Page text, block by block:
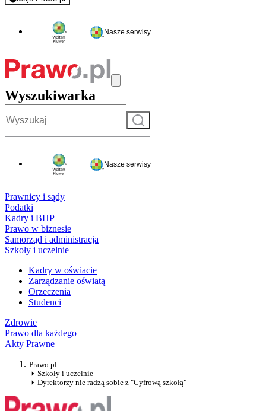
- rejestracja i logowanie do serwisu
Nasze serwisy
Wyszukiwarka
Szukaj
Nasze serwisy
Prawnicy i sądy
Podatki
Kadry i BHP
Prawo w biznesie
Samorząd i administracja
Szkoły i uczelnie
Kadry w oświacie
Zarządzanie oświatą
Orzeczenia
Studenci
Zdrowie
Prawo dla każdego
Akty Prawne
Prawo.pl
Szkoły i uczelnie
Dyrektorzy nie radzą sobie z "Cyfrową szkołą"